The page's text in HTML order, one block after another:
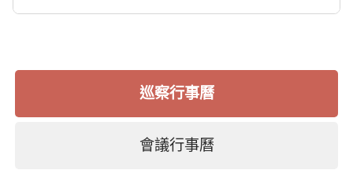
巡察行事曆
會議行事曆